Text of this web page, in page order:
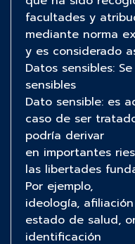
facultades y
mediante norma
y es considerado
Datos sensibles:
sensibles
Dato sensible: es
caso de ser
podría derivar
en importantes
las libertades
Por ejemplo,
ideología,
estado de salud,
identificación